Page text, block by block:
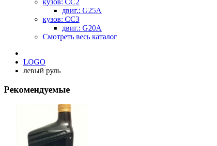
кузов: CC2
двиг.: G25A
кузов: CC3
двиг.: G20A
Смотреть весь каталог
LOGO
левый руль
Рекомендуемые